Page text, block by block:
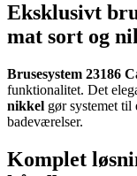
Eksklusivt
mat sort og
Brusesystem 23186
funktionalitet. Det
nikkel gør systemet til
badeværelser.
Komplet